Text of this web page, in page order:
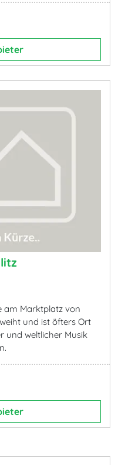
am Marktplatz von
und ist öfters Ort
und weltlicher Musik